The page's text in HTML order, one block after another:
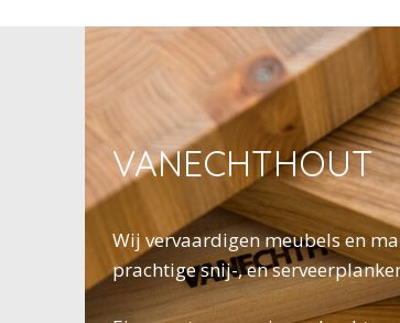
VANECHTHOUT
Wij vervaardigen meubels en
prachtige snij-, en